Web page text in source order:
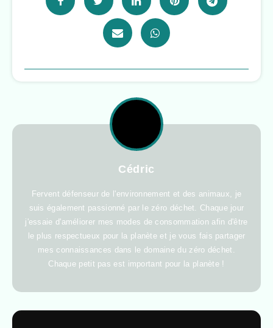
Cédric
Fervent défenseur de l'environnement et des animaux, je
suis également passionné par le zéro déchet. Chaque jour
j'essaie d'améliorer mes modes de consommation afin d'être
le plus respectueux pour la planète et je vous fais partager
mes connaissances dans le domaine du zéro déchet.
Chaque petit pas est important pour la planète !